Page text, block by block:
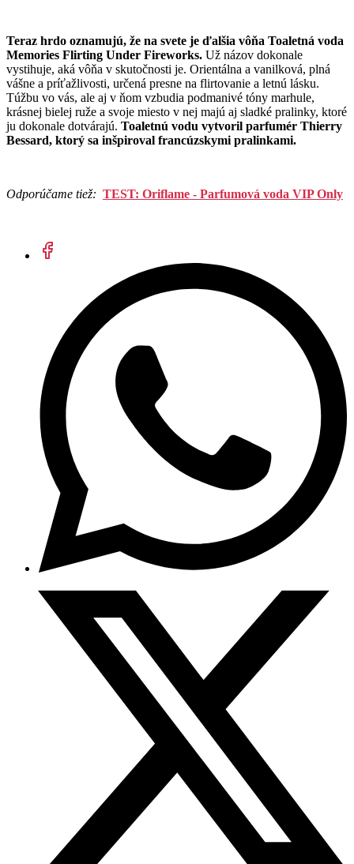
Teraz hrdo oznamujú, že na svete je ďalšia vôňa Toaletná voda
Memories Flirting Under Fireworks. Už názov dokonale
vystihuje, aká vôňa v skutočnosti je. Orientálna a vanilková, plná
vášne a príťažlivosti, určená presne na flirtovanie a letnú lásku.
Túžbu vo vás, ale aj v ňom vzbudia podmanivé tóny marhule,
krásnej bielej ruže a svoje miesto v nej majú aj sladké pralinky, ktoré
ju dokonale dotvárajú. Toaletnú vodu vytvoril parfumér Thierry
Bessard, ktorý sa inšpiroval francúzskymi pralinkami.
Odporúčame tiež: TEST: Oriflame - Parfumová voda VIP Only